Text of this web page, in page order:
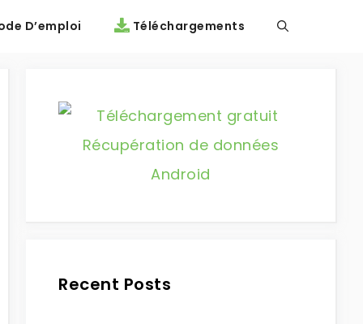
D’emploi Téléchargements
Recent Posts